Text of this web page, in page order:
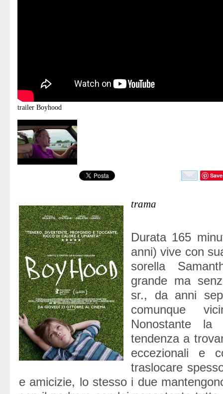
trailer Boyhood
Save
trama
Durata 165
anni) vive con
sorella
grande ma
sr., da anni
comunque
Nonostante
tendenza a
eccezionali e
traslocare
e amicizie, lo stesso i due